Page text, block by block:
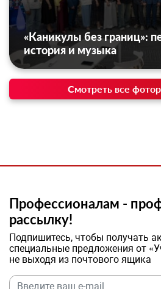
«Каникулы без границ»:
история и музыка
Смотреть все
Профессионалам -
рассылку!
Подпишитесь, чтобы получать
специальные предложения от
не выходя из почтового ящика